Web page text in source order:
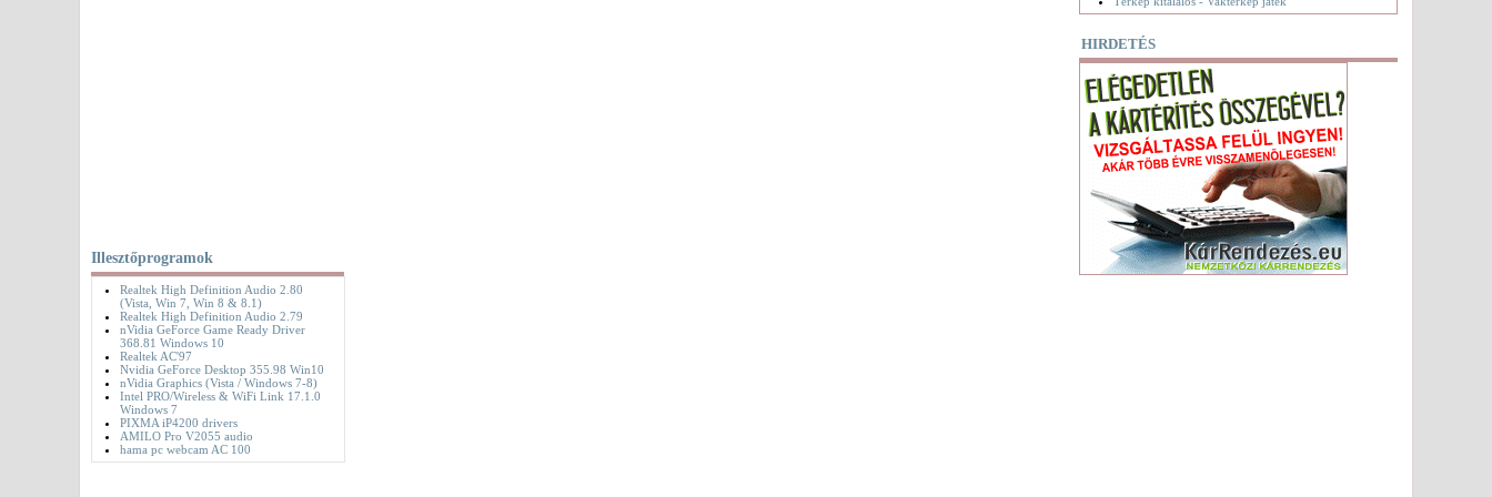
Illesztőprogramok
Realtek High Definition Audio 2.80
(Vista, Win 7, Win 8 & 8.1)
Realtek High Definition Audio 2.79
nVidia GeForce Game Ready Driver
368.81 Windows 10
Realtek AC'97
Nvidia GeForce Desktop 355.98 Win10
nVidia Graphics (Vista / Windows 7-8)
Intel PRO/Wireless & WiFi Link 17.1.0
Windows 7
PIXMA iP4200 drivers
AMILO Pro V2055 audio
hama pc webcam AC 100
HIRDETÉS